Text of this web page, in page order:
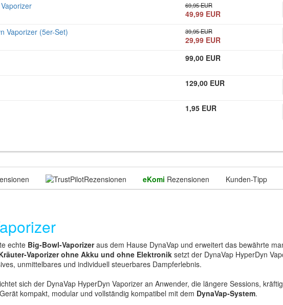
69,95 EUR
49,99 EUR
Vaporizer (5er-Set)
39,95 EUR
29,99 EUR
99,00 EUR
129,00 EUR
1,95 EUR
Rezensionen eKomi Rezensionen Kunden-Tipp
echte Big-Bowl-Vaporizeraus dem Hause DynaVap und erweitert das bewährte
Vaporizer ohne Akku und ohne Elektronik setzt der DynaVap HyperDyn
unmittelbares und individuell steuerbares Dampferlebnis.
sich der DynaVap HyperDyn Vaporizer an Anwender, die längere Sessions,
kompakt, modular und vollständig kompatibel mit dem DynaVap-System.